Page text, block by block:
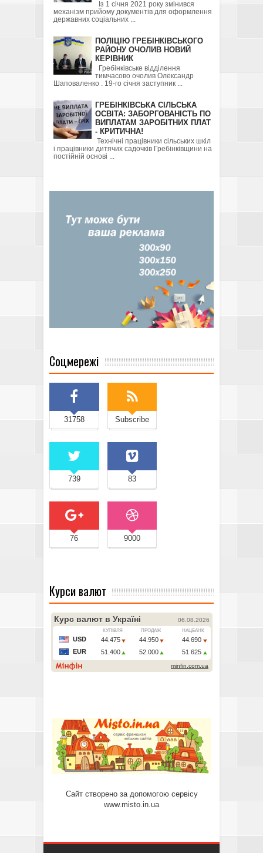
Із 1 січня 2021 року змінився
механізм прийому документів для оформлення
державних соціальних ...
ПОЛІЦІЮ ГРЕБІНКІВСЬКОГО
РАЙОНУ ОЧОЛИВ НОВИЙ
КЕРІВНИК
Гребінківське відділення
тимчасово очолив Олександр
Шаповаленко . 19-го січня заступник ...
ГРЕБІНКІВСЬКА СІЛЬСЬКА
ОСВІТА: ЗАБОРГОВАНІСТЬ ПО
ВИПЛАТАМ ЗАРОБІТНИХ ПЛАТ
- КРИТИЧНА!
Технічні працівники сільських шкіл
і працівники дитячих садочків Гребінківщини на
постійній основі ...
Соцмережі
31758 Subscribe
739 83
76 9000
Курси валют
Сайт створено за допомогою сервісу
www.misto.in.ua